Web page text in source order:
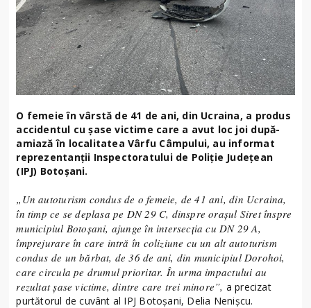
O femeie în vârstă de 41 de ani, din Ucraina, a produs
accidentul cu şase victime care a avut loc joi după-
amiază în localitatea Vârfu Câmpului, au informat
reprezentanţii Inspectoratului de Poliţie Judeţean
(IPJ) Botoşani.
„Un autoturism condus de o femeie, de 41 ani, din Ucraina,
în timp ce se deplasa pe DN 29 C, dinspre oraşul Siret înspre
municipiul Botoşani, ajunge în intersecţia cu DN 29 A,
împrejurare în care intră în coliziune cu un alt autoturism
condus de un bărbat, de 36 de ani, din municipiul Dorohoi,
care circula pe drumul prioritar. În urma impactului au
rezultat şase victime, dintre care trei minore”, a precizat
purtătorul de cuvânt al IPJ Botoşani, Delia Nenişcu.